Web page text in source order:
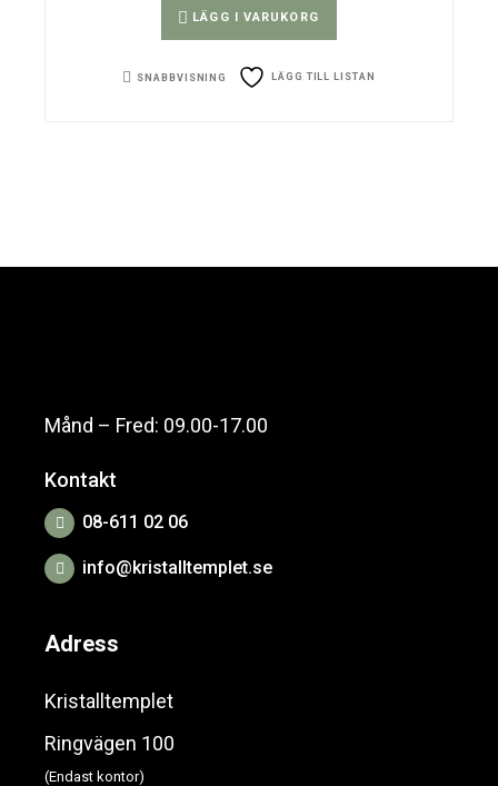
LÄGG I VARUKORG
SNABBVISNING LÄGG TILL LISTAN
Månd – Fred: 09.00-17.00
Kontakt
08-611 02 06
info@kristalltemplet.se
Adress
Kristalltemplet
Ringvägen 100
(Endast kontor)